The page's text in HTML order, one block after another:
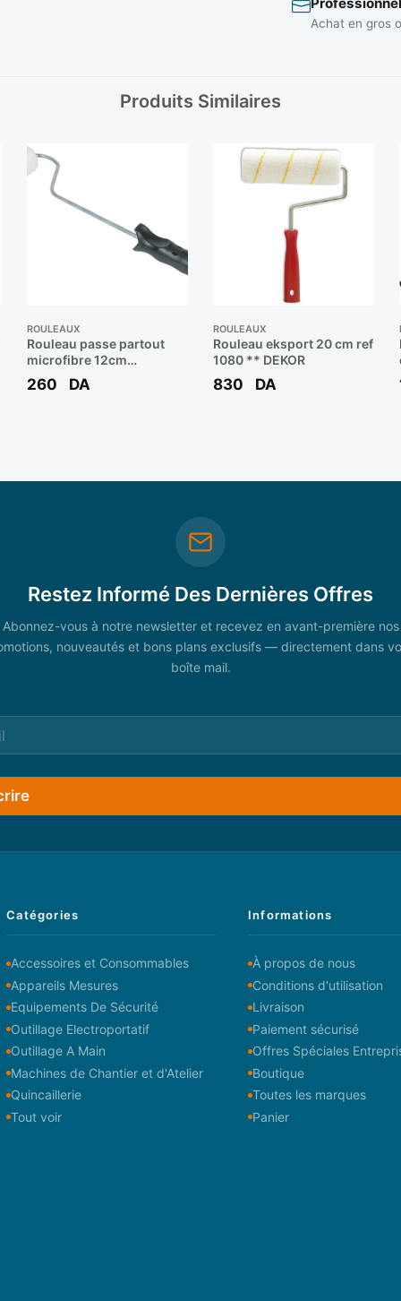
Achat en gros
Produits Similaires
ROULEAUX
Rouleau passe partout
microfibre 12cm
“”rpasm”” (c/20 pcs) **
MINIROS
260 DA
ROULEAUX
Rouleau eksport 20 cm ref
1080 ** DEKOR
830 DA
Restez Informé Des Dernières Offres
Abonnez-vous à notre newsletter et recevez en avant-première nos
nouveautés et bons plans exclusifs — directement dans
boîte mail.
Catégories
Accessoires et Consommables
Appareils Mesures
Equipements De Sécurité
Outillage Electroportatif
Outillage A Main
Machines de Chantier et d'Atelier
Quincaillerie
Tout voir
Informations
À propos de nous
Conditions d'utilisation
Livraison
Paiement sécurisé
Offres Spéciales
Boutique
Toutes les marques
Panier